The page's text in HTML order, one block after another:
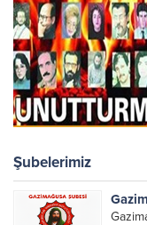
Şubelerimiz